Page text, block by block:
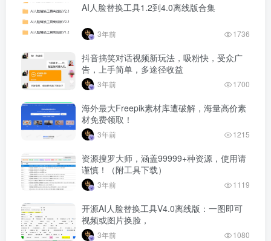
AI人脸替换工具1.2到4.0离线版合集
3年前 1736
抖音搞笑对话视频新玩法，吸粉快，受众广
告，上手简单，多途径收益
3年前 1700
海外最大Freepik素材库遭破解，海量高价素
材免费领取！
3年前 1215
资源搜罗大师，涵盖99999+种资源，使用请
谨慎！（附工具下载）
3年前 1119
开源AI人脸替换工具V4.0离线版：一图即可
视频或图片换脸，
3年前 1080